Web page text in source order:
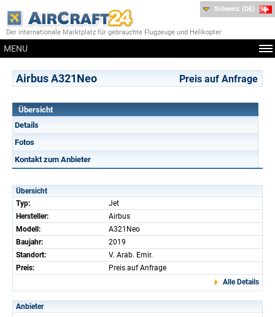
Der internationale Marktplatz für gebrauchte Flugzeuge und Helikopter
MENU
Schweiz (DE)
Airbus A321Neo Preis auf Anfrage
Übersicht
Details
Fotos
Kontakt zum Anbieter
Übersicht
Typ:
Jet
Hersteller:
Airbus
Modell:
A321Neo
Baujahr:
2019
Standort:
V. Arab. Emir.
Preis:
Preis auf Anfrage
Alle Details
Anbieter